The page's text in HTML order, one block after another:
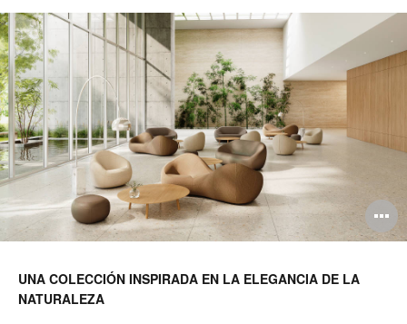
UNA COLECCIÓN INSPIRADA EN LA ELEGANCIA DE LA
NATURALEZA